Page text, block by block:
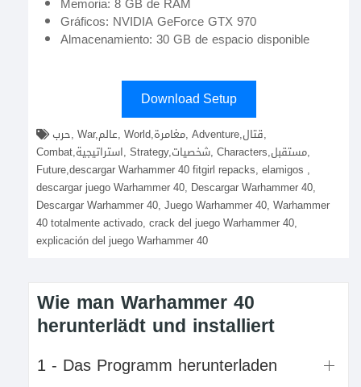
Gráficos: NVIDIA GeForce GTX 970
Almacenamiento: 30 GB de espacio disponible
Download Setup
Combat,استراتيجية, Strategy,شخصيات, Characters,مستقبل,
Future,descargar Warhammer 40 fitgirl repacks, elamigos ,
descargar juego Warhammer 40, Descargar Warhammer 40,
Descargar Warhammer 40, Juego Warhammer 40, Warhammer
40 totalmente activado, crack del juego Warhammer 40,
explicación del juego Warhammer 40
Wie man Warhammer 40
herunterlädt und installiert
1 - Das Programm herunterladen